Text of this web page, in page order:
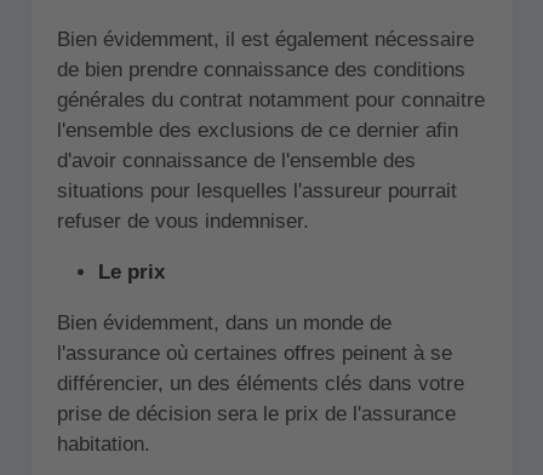
Bien évidemment, il est également nécessaire
de bien prendre connaissance des conditions
générales du contrat notamment pour connaitre
l'ensemble des exclusions de ce dernier afin
d'avoir connaissance de l'ensemble des
situations pour lesquelles l'assureur pourrait
refuser de vous indemniser.
Le prix
Bien évidemment, dans un monde de
l'assurance où certaines offres peinent à se
différencier, un des éléments clés dans votre
prise de décision sera le prix de l'assurance
habitation.